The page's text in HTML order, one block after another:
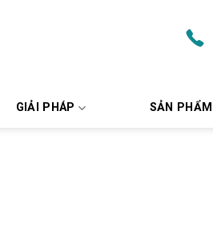
GIẢI PHÁP SẢN PHẨM